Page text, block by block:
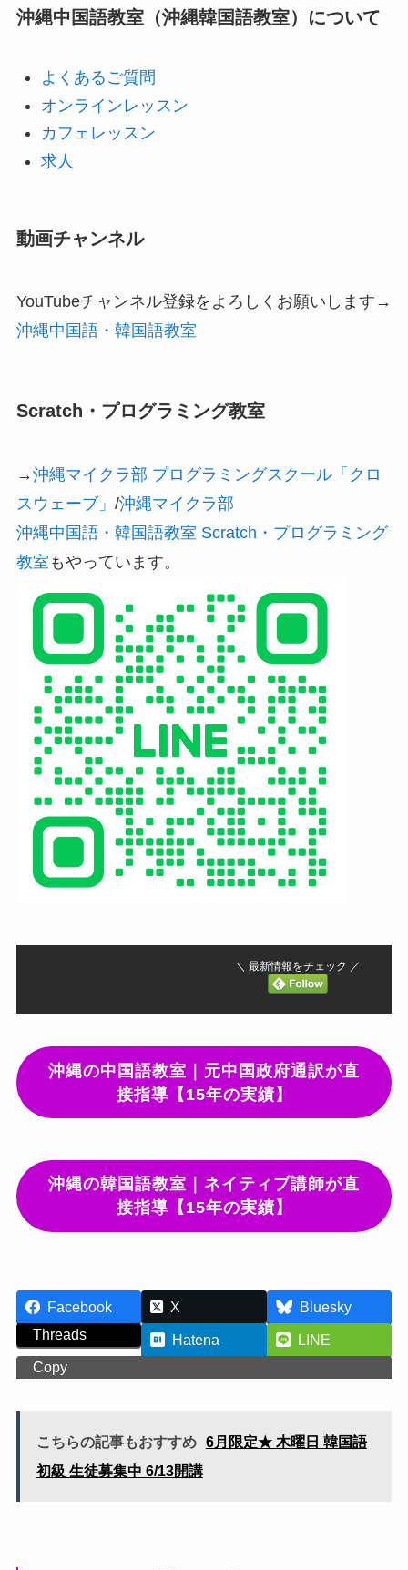
沖縄中国語教室（沖縄韓国語教室）について
よくあるご質問
オンラインレッスン
カフェレッスン
求人
動画チャンネル
YouTubeチャンネル登録をよろしくお願いします→
沖縄中国語・韓国語教室
Scratch・プログラミング教室
→沖縄マイクラ部 プログラミングスクール「クロ
スウェーブ」 /沖縄マイクラ部
沖縄中国語・韓国語教室 Scratch・プログラミング
教室 もやっています。
＼ 最新情報をチェック ／
沖縄の中国語教室｜元中国政府通訳が直
接指導【15年の実績】
沖縄の韓国語教室｜ネイティブ講師が直
接指導【15年の実績】
Facebook X
Bluesky
Threads
Hatena
LINE
Copy
こちらの記事もおすすめ 6月限定★ 木曜日 韓国語
初級 生徒募集中 6/13開講